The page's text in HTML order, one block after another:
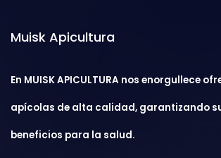
Muisk Apicultura
En MUISK APICULTURA nos enorgullece
apícolas de alta calidad, garantizando
beneficios para la salud.